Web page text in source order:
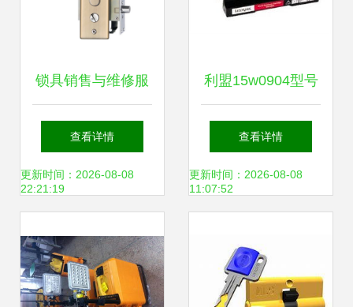
锁具销售与维修服
务 守护安全，便捷
生活
查看详情
更新时间：2026-08-08
22:21:19
利盟15w0904型号
全方位指南 售后服
务、维修支持、客
详解
查看详情
更新时间：2026-08-08
11:07:52